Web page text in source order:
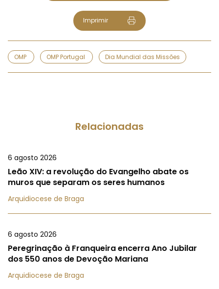
Imprimir
OMP OMP Portugal Dia Mundial das Missões
Relacionadas
6 agosto 2026
Leão XIV: a revolução do Evangelho abate os
muros que separam os seres humanos
Arquidiocese de Braga
6 agosto 2026
Peregrinação à Franqueira encerra Ano Jubilar
dos 550 anos de Devoção Mariana
Arquidiocese de Braga